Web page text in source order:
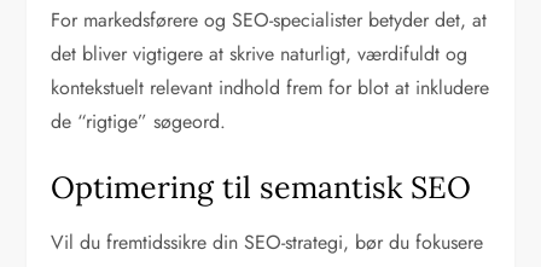
For markedsførere og SEO-specialister betyder det, at
det bliver vigtigere at skrive naturligt, værdifuldt og
kontekstuelt relevant indhold frem for blot at inkludere
de “rigtige” søgeord.
Optimering til semantisk SEO
Vil du fremtidssikre din SEO-strategi, bør du fokusere